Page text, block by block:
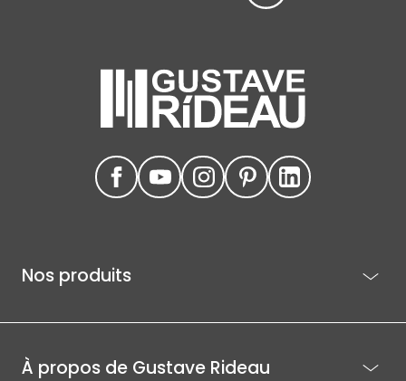
Nos produits
À propos de Gustave Rideau